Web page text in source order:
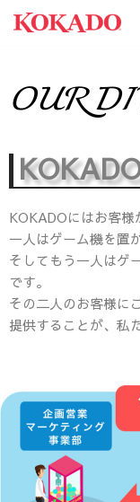
テ
ン
へ
ス
ッ
プ
OUR
KOKADOにはお客様
一人はゲーム機を置
そしてもう一人はゲ
です。
その二人のお客様に
提供することが、私